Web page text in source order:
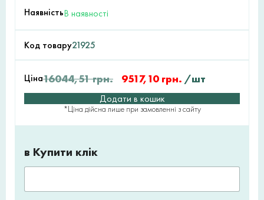
НаявністьВ наявності
Код товару21925
Ціна16044,51грн. 9517,10 грн. /шт
Додати в кошик
*Ціна дійсна лише при замовленні з сайту
в Купити клік